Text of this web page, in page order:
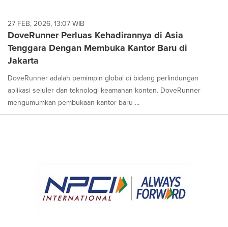
27 FEB, 2026, 13:07 WIB
DoveRunner Perluas Kehadirannya di Asia
Tenggara Dengan Membuka Kantor Baru di
Jakarta
DoveRunner adalah pemimpin global di bidang perlindungan
aplikasi seluler dan teknologi keamanan konten. DoveRunner
mengumumkan pembukaan kantor baru ...